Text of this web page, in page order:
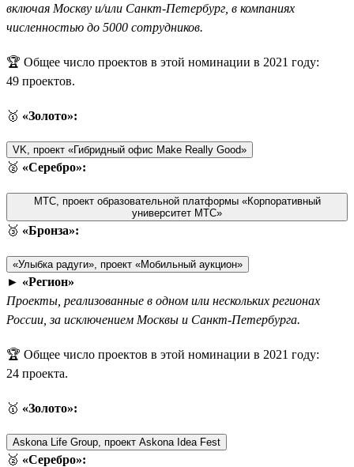
включая Москву и/или Санкт-Петербург, в компаниях
численностью до 5000 сотрудников.
🏆 Общее число проектов в этой номинации в 2021 году:
49 проектов.
🥇 «Золото»:
VK, проект «Гибридный офис Make Really Good»
🥈 «Серебро»:
МТС, проект образовательной платформы «Корпоративный
университет МТС»
🥉 «Бронза»:
«Улыбка радуги», проект «Мобильный аукцион»
► «Регион»
Проекты, реализованные в одном или нескольких регионах
России, за исключением Москвы и Санкт-Петербурга.
🏆 Общее число проектов в этой номинации в 2021 году:
24 проекта.
🥇 «Золото»:
Askona Life Group, проект Askona Idea Fest
🥈 «Серебро»: